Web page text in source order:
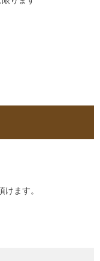
ます。